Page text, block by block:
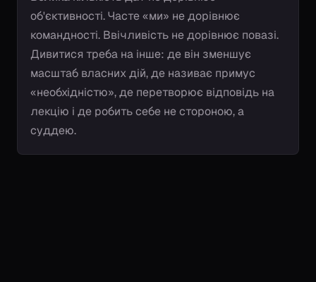
об'єктивності. Часте «ми» не дорівнює
командності. Ввічливість не дорівнює повазі.
Дивитися треба на інше: де він зменшує
масштаб власних дій, де називає примус
«необхідністю», де перетворює відповідь на
лекцію і де робить себе не стороною, а
суддею.